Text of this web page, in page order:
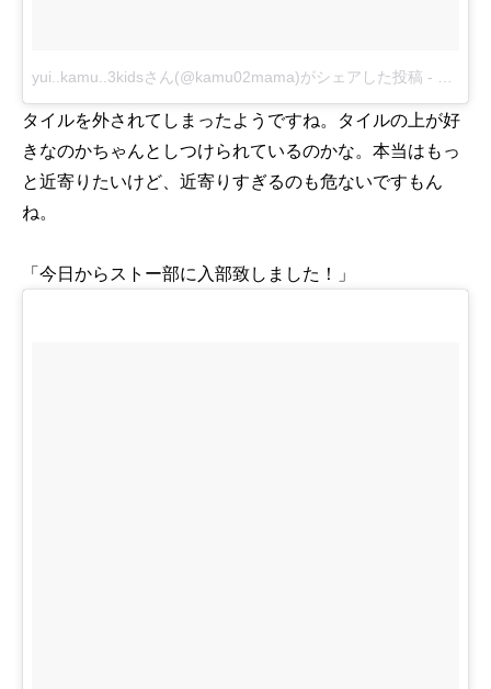
yui..kamu..3kidsさん(@kamu02mama)がシェアした投稿 -
タイルを外されてしまったようですね。タイルの上が好
きなのかちゃんとしつけられているのかな。本当はもっ
と近寄りたいけど、近寄りすぎるのも危ないですもん
ね。
「今日からストー部に入部致しました！」